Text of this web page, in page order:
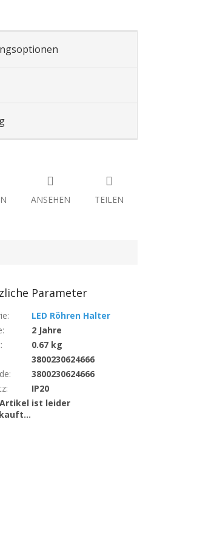
ANSEHEN TEILEN
Parameter
:
LED Röhren Halter
:
2 Jahre
:
0.67 kg
3800230624666
:
3800230624666
:
IP20
ist leider